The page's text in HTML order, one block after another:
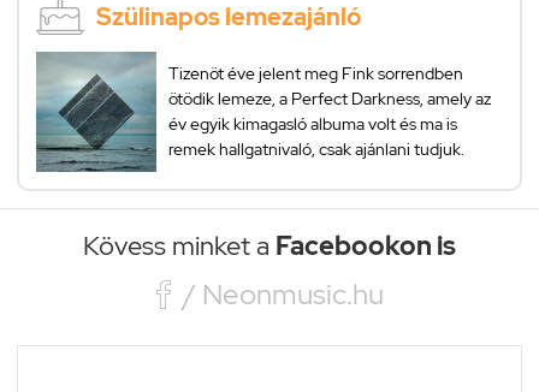
Szülinapos lemezajánló
Tizenöt éve jelent meg Fink sorrendben
ötödik lemeze, a Perfect Darkness, amely az
év egyik kimagasló albuma volt és ma is
remek hallgatnivaló, csak ajánlani tudjuk.
Kövess minket a Facebookon is
 / Neonmusic.hu